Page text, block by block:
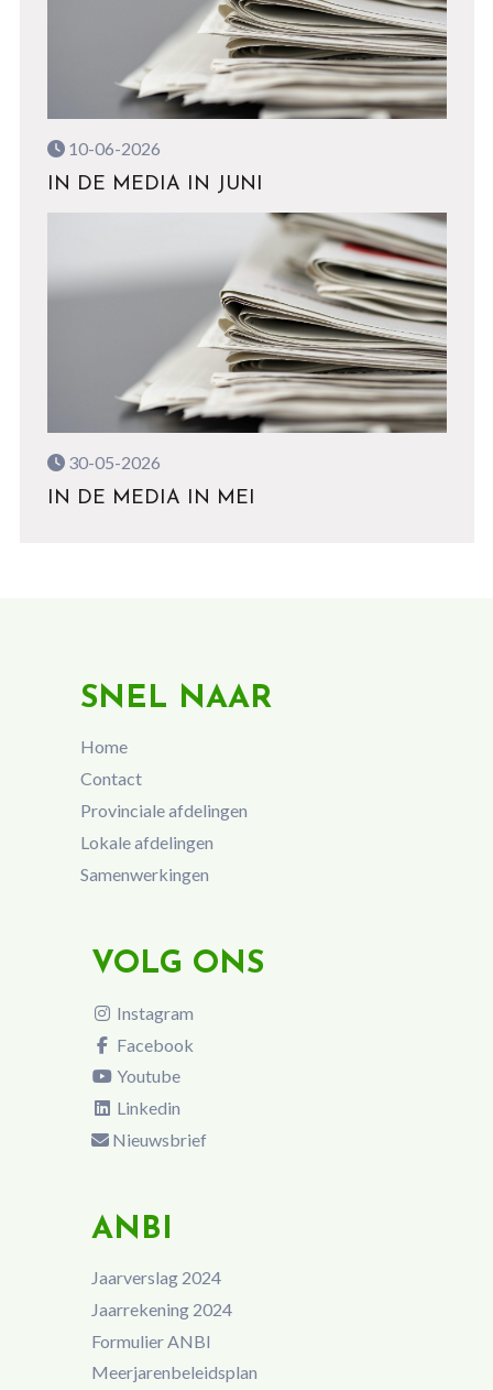
10-06-2026
IN DE MEDIA IN JUNI
30-05-2026
IN DE MEDIA IN MEI
SNEL NAAR
Home
Contact
Provinciale afdelingen
Lokale afdelingen
Samenwerkingen
VOLG ONS
Instagram
Facebook
Youtube
Linkedin
Nieuwsbrief
ANBI
Jaarverslag 2024
Jaarrekening 2024
Formulier ANBI
Meerjarenbeleidsplan